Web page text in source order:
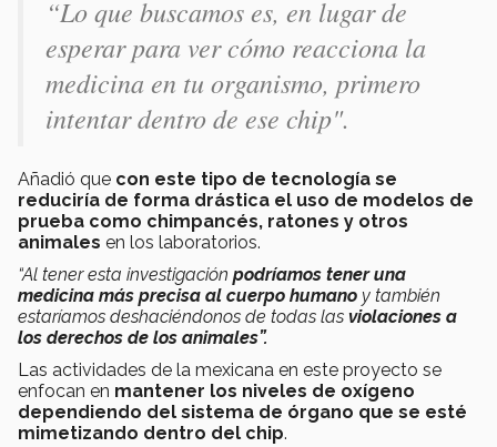
“Lo que buscamos es, en lugar de
esperar para ver cómo reacciona la
medicina en tu organismo, primero
intentar dentro de ese chip".
Añadió que con este tipo de tecnología se
reduciría de forma drástica el uso de modelos de
prueba como chimpancés, ratones y otros
animales en los laboratorios.
“Al tener esta investigación podríamos tener una
medicina más precisa al cuerpo humano y también
estaríamos deshaciéndonos de todas las violaciones a
los derechos de los animales”.
Las actividades de la mexicana en este proyecto se
enfocan en mantener los niveles de oxígeno
dependiendo del sistema de órgano que se esté
mimetizando dentro del chip.